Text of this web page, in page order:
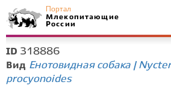
Портал
Млекопитающие
России
ID 318886
Вид Енотовидная собака |
procyonoides